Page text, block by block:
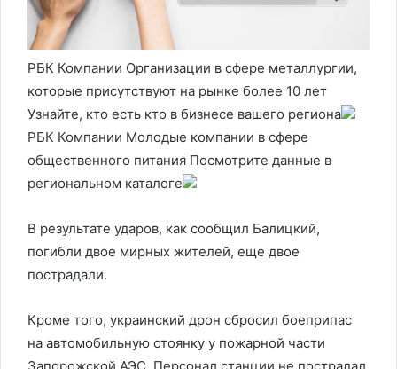
РБК Компании Организации в сфере металлургии,
которые присутствуют на рынке более 10 лет
Узнайте, кто есть кто в бизнесе вашего региона
РБК Компании Молодые компании в сфере
общественного питания Посмотрите данные в
региональном каталоге
В результате ударов, как сообщил Балицкий,
погибли двое мирных жителей, еще двое
пострадали.
Кроме того, украинский дрон сбросил боеприпас
на автомобильную стоянку у пожарной части